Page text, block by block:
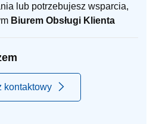
lub potrzebujesz wsparcia,
Biurem Obsługi Klienta
kontaktowy